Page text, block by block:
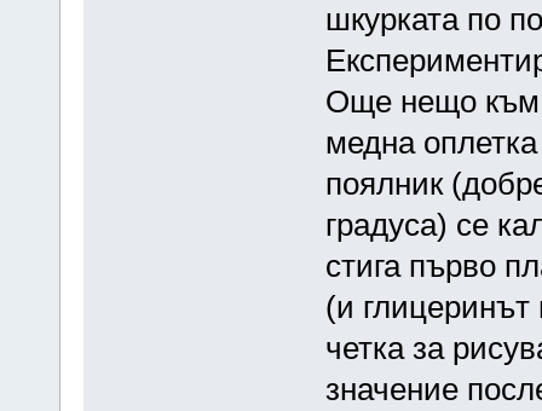
шкурката по
Още нещо към
медна
поялник
градуса) се
стига първо
(и
четка за
значение